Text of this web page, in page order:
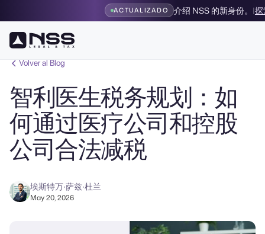
ACTUALIZADO 介绍 NSS 的新身份。 |
Volver al Blog
智利医生税务规划：如
何通过医疗公司和控股
公司合法减税
埃斯特万·萨兹·杜兰
May 20, 2026